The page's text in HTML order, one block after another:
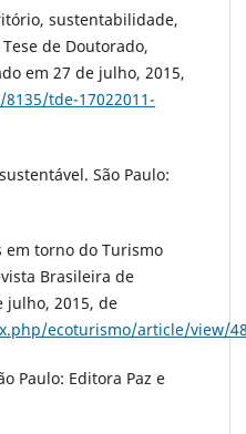
sustentabilidade,
de Doutorado,
em 27 de julho, 2015,
tde-17022011-
São Paulo:
em torno do Turismo
Brasileira de
julho, 2015, de
ecoturismo/article/view/
Paulo: Editora Paz e